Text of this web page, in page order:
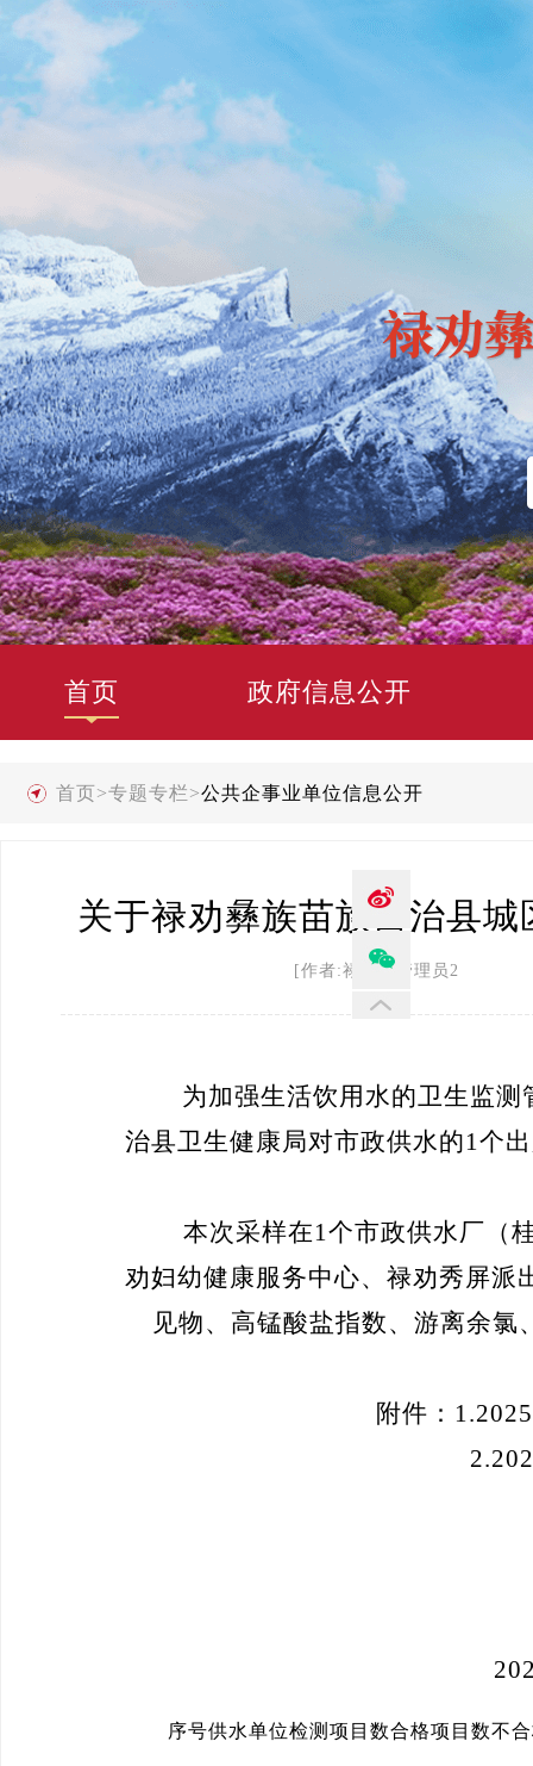
首页 政府信息公开
首页>专题专栏>公共企事业单位信息公开
关于禄劝彝族苗族自治县
[作者:禄劝县管理员2
为加强生活饮用水的卫生监测
治县卫生健康局对市政供水的1个
本次采样在1个市政供水厂（
劝妇幼健康服务中心、禄劝秀屏派
见物、 高锰酸盐指数、游离余氯
附件 ： 1.2025
2.20
20
序号供水单位检测项目数合格项目数不